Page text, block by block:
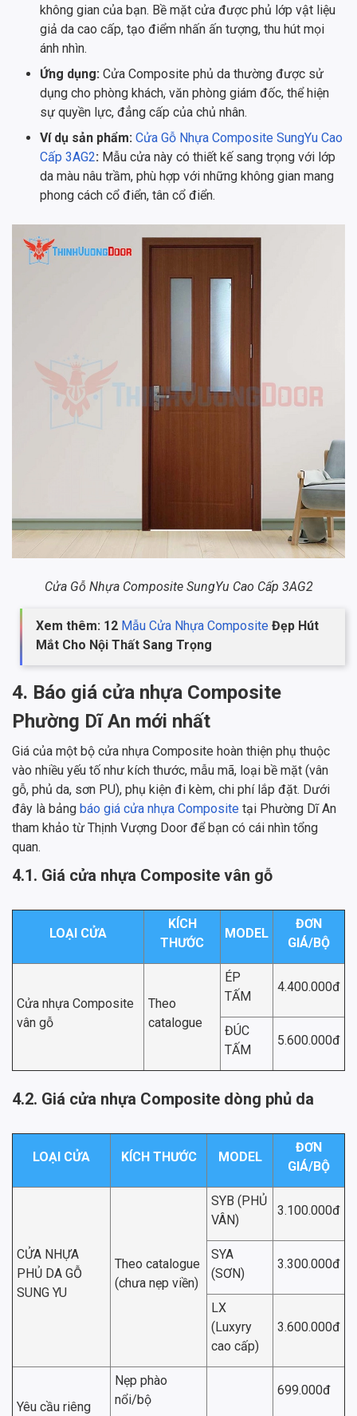
không gian của bạn. Bề mặt cửa được phủ lớp vật liệu
giả da cao cấp, tạo điểm nhấn ấn tượng, thu hút mọi
ánh nhìn.
Ứng dụng: Cửa Composite phủ da thường được sử
dụng cho phòng khách, văn phòng giám đốc, thể hiện
sự quyền lực, đẳng cấp của chủ nhân.
Ví dụ sản phẩm: Cửa Gỗ Nhựa Composite SungYu Cao
Cấp 3AG2: Mẫu cửa này có thiết kế sang trọng với lớp
da màu nâu trầm, phù hợp với những không gian mang
phong cách cổ điển, tân cổ điển.
Cửa Gỗ Nhựa Composite SungYu Cao Cấp 3AG2
Xem thêm: 12 Mẫu Cửa Nhựa Composite Đẹp Hút
Mắt Cho Nội Thất Sang Trọng
4. Báo giá cửa nhựa Composite
Phường Dĩ An mới nhất
Giá của một bộ cửa nhựa Composite hoàn thiện phụ thuộc
vào nhiều yếu tố như kích thước, mẫu mã, loại bề mặt (vân
gỗ, phủ da, sơn PU), phụ kiện đi kèm, chi phí lắp đặt. Dưới
đây là bảng báo giá cửa nhựa Composite tại Phường Dĩ An
tham khảo từ Thịnh Vượng Door để bạn có cái nhìn tổng
quan.
4.1. Giá cửa nhựa Composite vân gỗ
LOẠI CỬA
KÍCH
THƯỚC
MODEL
ĐƠN
GIÁ/BỘ
Cửa nhựa Composite
vân gỗ
Theo
catalogue
ÉP
TẤM
4.400.000đ
ĐÚC
TẤM
5.600.000đ
4.2. Giá cửa nhựa Composite dòng phủ da
LOẠI CỬA KÍCH THƯỚC MODEL
ĐƠN
GIÁ/BỘ
CỬA NHỰA
PHỦ DA GỖ
SUNG YU
Theo catalogue
(chưa nẹp viền)
SYB (PHỦ
VÂN)
3.100.000đ
SYA
(SƠN)
3.300.000đ
LX
(Luxyry
cao cấp)
3.600.000đ
Yêu cầu riêng
Nẹp phào
nổi/bộ
699.000đ